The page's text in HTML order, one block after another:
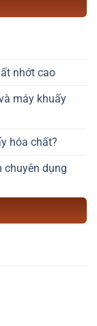
nhớt cao
máy khuấy
hóa chất?
chuyên dụng